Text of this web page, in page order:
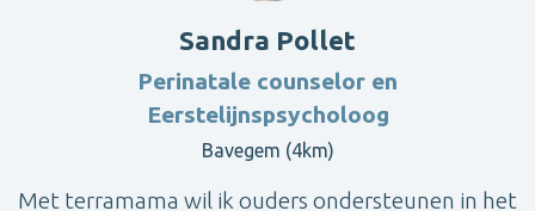
Sandra Pollet
Perinatale counselor en
Eerstelijnspsycholoog
Bavegem (4km)
Met terramama wil ik ouders ondersteunen in het